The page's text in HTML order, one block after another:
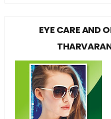
EYE CARE AND